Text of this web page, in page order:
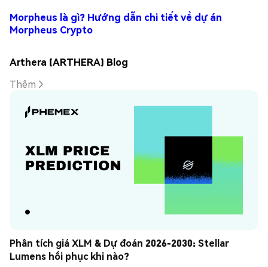
Morpheus là gì? Hướng dẫn chi tiết về dự án
Morpheus Crypto
Arthera (ARTHERA) Blog
Thêm
Phân tích giá XLM & Dự đoán 2026-2030: Stellar
Lumens hồi phục khi nào?